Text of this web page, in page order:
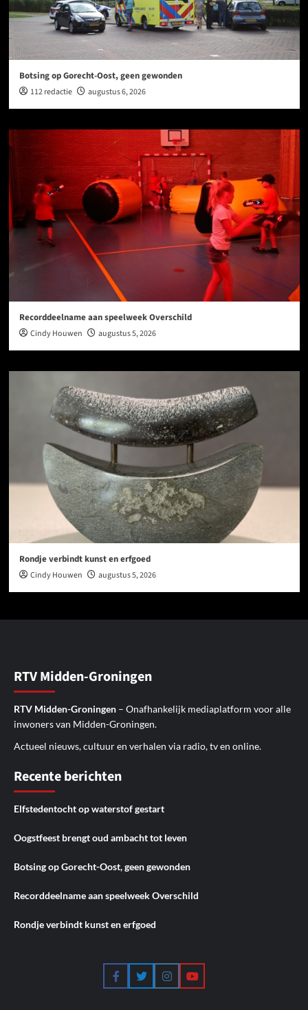
Botsing op Gorecht-Oost, geen gewonden
112 redactie augustus 6, 2026
Recorddeelname aan speelweek Overschild
Cindy Houwen augustus 5, 2026
Rondje verbindt kunst en erfgoed
Cindy Houwen augustus 5, 2026
RTV Midden-Groningen
RTV Midden-Groningen – Onafhankelijk mediaplatform voor alle
inwoners van Midden-Groningen.
Actueel nieuws, cultuur en verhalen via radio, tv en online.
Recente berichten
Elfstedentocht op waterstof gestart
Oogstfeest brengt oud ambacht tot leven
Botsing op Gorecht-Oost, geen gewonden
Recorddeelname aan speelweek Overschild
Rondje verbindt kunst en erfgoed
FacebookTwitterInstagramYouTube